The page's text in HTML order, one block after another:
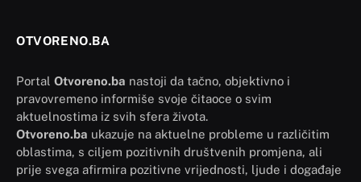
OTVORENO.BA
Portal Otvoreno.ba nastoji da tačno, objektivno i
pravovremeno informiše svoje čitaoce o svim
aktuelnostima iz svih sfera života.
Otvoreno.ba ukazuje na aktuelne probleme u različitim
oblastima, s ciljem pozitivnih društvenih promjena, ali
prije svega afirmira pozitivne vrijednosti, ljude i događaje